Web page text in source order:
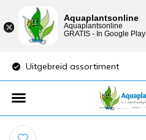
Uitgebreid assortiment
Aquaplantsonline
Aquaplantsonline
GRATIS - In Google Play